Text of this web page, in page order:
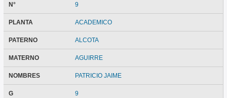
N° 9
PLANTA ACADEMICO
PATERNO ALCOTA
MATERNO AGUIRRE
NOMBRES PATRICIO JAIME
G 9